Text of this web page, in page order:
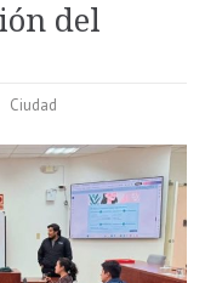
del
Ciudad